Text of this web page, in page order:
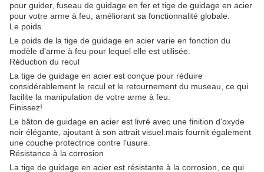
pour guider, fuseau de guidage en fer et tige de guidage en acier
pour votre arme à feu, améliorant sa fonctionnalité globale.
Le poids
Le poids de la tige de guidage en acier varie en fonction du
modèle d'arme à feu pour lequel elle est utilisée.
Réduction du recul
La tige de guidage en acier est conçue pour réduire
considérablement le recul et le retournement du museau, ce qui
facilite la manipulation de votre arme à feu.
Finissez!
Le bâton de guidage en acier est livré avec une finition d'oxyde
noir élégante, ajoutant à son attrait visuel.mais fournit également
une couche protectrice contre l'usure.
Résistance à la corrosion
La tige de guidage en acier est résistante à la corrosion, ce qui